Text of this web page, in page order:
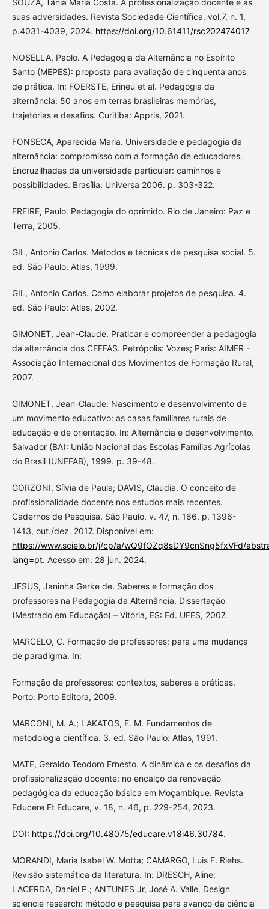
suas adversidades. Revista Sociedade Científica, vol.7, n. 1,
p.4031-4039, 2024. https://doi.org/10.61411/rsc202474017
NOSELLA, Paolo. A Pedagogia da Alternância no Espírito
Santo (MEPES): proposta para avaliação de cinquenta anos
de prática. In: FOERSTE, Erineu et al. Pedagogia da
alternância: 50 anos em terras brasileiras memórias,
trajetórias e desafios. Curitiba: Appris, 2021.
FONSECA, Aparecida Maria. Universidade e pedagogia da
alternância: compromisso com a formação de educadores.
Encruzilhadas da universidade particular: caminhos e
possibilidades. Brasília: Universa 2006. p. 303-322.
FREIRE, Paulo. Pedagogia do oprimido. Rio de Janeiro: Paz e
Terra, 2005.
GIL, Antonio Carlos. Métodos e técnicas de pesquisa social. 5.
ed. São Paulo: Atlas, 1999.
GIL, Antonio Carlos. Como elaborar projetos de pesquisa. 4.
ed. São Paulo: Atlas, 2002.
GIMONET, Jean-Claude. Praticar e compreender a pedagogia
da alternância dos CEFFAS. Petrópolis: Vozes; Paris: AIMFR -
Associação Internacional dos Movimentos de Formação Rural,
2007.
GIMONET, Jean-Claude. Nascimento e desenvolvimento de
um movimento educativo: as casas familiares rurais de
educação e de orientação. In: Alternância e desenvolvimento.
Salvador (BA): União Nacional das Escolas Famílias Agrícolas
do Brasil (UNEFAB), 1999. p. 39-48.
GORZONI, Sílvia de Paula; DAVIS, Claudia. O conceito de
profissionalidade docente nos estudos mais recentes.
Cadernos de Pesquisa. São Paulo, v. 47, n. 166, p. 1396-
1413, out./dez. 2017. Disponível em:
https://www.scielo.br/j/cp/a/wQ9fQZq8sDY9cnSng5fxVFd/
lang=pt. Acesso em: 28 jun. 2024.
JESUS, Janinha Gerke de. Saberes e formação dos
professores na Pedagogia da Alternância. Dissertação
(Mestrado em Educação) – Vitória, ES: Ed. UFES, 2007.
MARCELO, C. Formação de professores: para uma mudança
de paradigma. In:
Formação de professores: contextos, saberes e práticas.
Porto: Porto Editora, 2009.
MARCONI, M. A.; LAKATOS, E. M. Fundamentos de
metodologia científica. 3. ed. São Paulo: Atlas, 1991.
MATE, Geraldo Teodoro Ernesto. A dinâmica e os desafios da
profissionalização docente: no encalço da renovação
pedagógica da educação básica em Moçambique. Revista
Educere Et Educare, v. 18, n. 46, p. 229-254, 2023.
DOI: https://doi.org/10.48075/educare.v18i46.30784.
MORANDI, Maria Isabel W. Motta; CAMARGO, Luis F. Riehs.
Revisão sistemática da literatura. In: DRESCH, Aline;
LACERDA, Daniel P.; ANTUNES Jr, José A. Valle. Design
sciencie research: método e pesquisa para avanço da ciência